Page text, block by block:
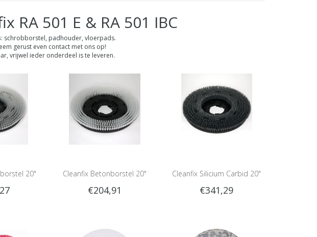
RA 501 E & RA 501 IBC
: schrobborstel, padhouder, vloerpads.
gerust even contact met ons op!
vrijwel ieder onderdeel is te leveren.
20" Cleanfix Betonborstel 20"
€204,91
Cleanfix Silicium Carbid 20"
€341,29